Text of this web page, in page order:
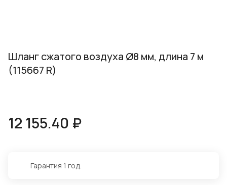
Шланг сжатого воздуха Ø8 мм, длина 7 м
(115667 R)
12 155.40 ₽
Гарантия 1 год.